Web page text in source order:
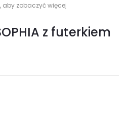
aby zobaczyć więcej
z futerkiem